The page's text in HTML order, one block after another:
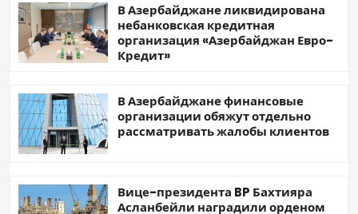
В Азербайджане ликвидирована
небанковская кредитная
организация «Азербайджан Евро-
Кредит»
В Азербайджане финансовые
организации обяжут отдельно
рассматривать жалобы клиентов
Вице-президента BP Бахтияра
Асланбейли наградили орденом